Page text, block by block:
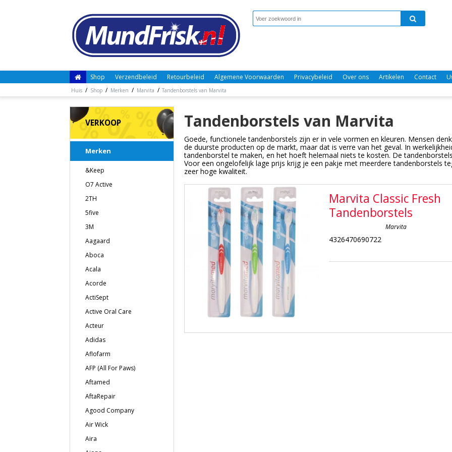
Shop Verzendbeleid Retourbeleid Algemene Voorwaarden Privacybeleid Over ons Artikelen Contact
Huis / Shop / Merken / Marvita / Tandenborstels van Marvita
VERKOOP
Merken
&Keep
O7 Active
2TH
5five
3M
Aagaard
Aboca
Acala
Acorde
ActiSept
Active Oral Care
Acteur
Adidas
Aflofarm
AFP (All For Paws)
Aftamed
AftaRepair
Agood Company
Air Wick
Aira
Tandenborstels van Marvita
Goede, functionele tandenborstels zijn er in vele vormen en kleuren. Mensen
de duurste producten op de markt, maar dat is verre van het geval. In
tandenborstel te maken, en het hoeft helemaal niets te kosten. De
Voor een ongelofelijk lage prijs krijg je een pakje met meerdere tandenborstels
zeer hoge kwaliteit.
Marvita Classic Fresh
Tandenborstels
Marvita
4326470690722